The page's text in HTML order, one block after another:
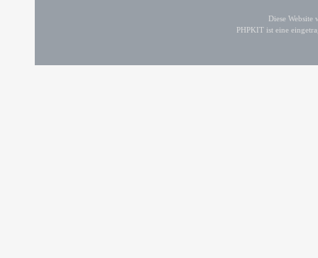
Diese
PHPKIT ist eine